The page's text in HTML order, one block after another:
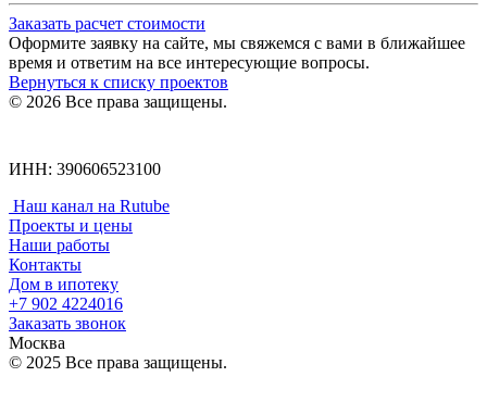
Заказать расчет стоимости
Оформите заявку на сайте, мы свяжемся с вами в ближайшее
время и ответим на все интересующие вопросы.
Вернуться к списку проектов
© 2026 Все права защищены.
ИНН: 390606523100
Наш канал на Rutube
Проекты и цены
Наши работы
Контакты
Дом в ипотеку
+7 902 4224016
Заказать звонок
Москва
© 2025 Все права защищены.